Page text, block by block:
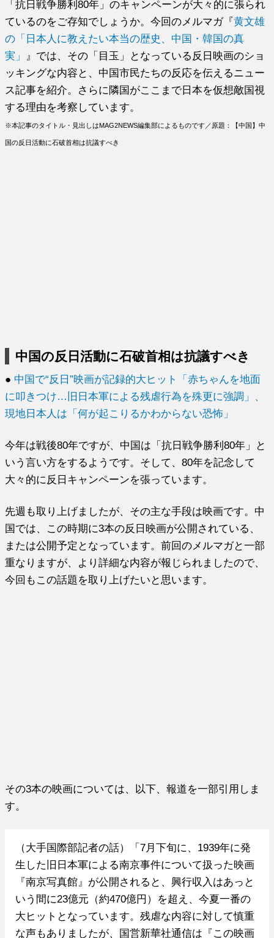
「抗日戦争勝利80年」のキャンペーンが大々的に張られ
ているのをご存知でしょうか。今回のメルマガ『黄文雄
の「日本人に教えたい本当の歴史、中国・韓国の真
実」
』では、その「目玉」となっている反日映画のショ
ッキングな内容と、中国市民たちの反応を伝えるニュー
ス記事を紹介。さらに隣国がここまで日本を仮想敵国視
する理由を考察しています。
※本記事のタイトル・見出しはMAG2NEWS編集部によるものです／原題：【中国】中
国の反日活動に石破首相は抗議すべき
中国の反日活動に石破首相は抗議すべき
● 中国で“反日”映画が記録的大ヒット「赤ちゃんを地面
に叩きつけ…旧日本軍による残虐行為を殊更に強調」、
現地日本人は「何が起こりるかわからない恐怖」
今年は戦後80年ですが、中国は「抗日戦争勝利80年」と
いう言い方をするようです。そして、80年を記念して
大々的に反日キャンペーンを張っています。
先週も取り上げましたが、その主な手段は映画です。中
国では、この時期に3本の反日映画が公開されている、
または公開予定となっています。前回のメルマガと一部
重なりますが、より詳細な内容が報じられましたので、
今回もこの話題を取り上げたいと思います。
その3本の映画については、以下、報道を一部引用しま
す。
（大手国際部記者の話）「7月下旬に、1939年に発
生した旧日本軍による南京事件について扱った映画
『南京写真館』が公開されると、興行収入はあっと
いう間に23億元（約470億円）を超え、今夏一番の
大ヒットとなっています。残虐な内容に対して慎重
な声もありましたが、国営新華社通信は『この映画